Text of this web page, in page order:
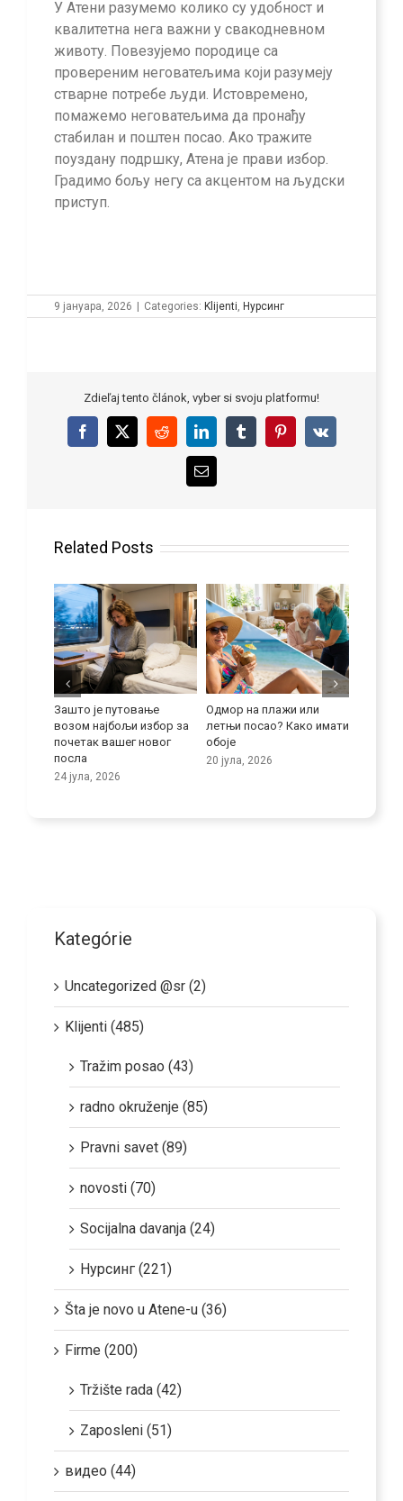
У Атени разумемо колико су удобност и
квалитетна нега важни у свакодневном
животу. Повезујемо породице са
провереним неговатељима који разумеју
стварне потребе људи. Истовремено,
помажемо неговатељима да пронађу
стабилан и поштен посао. Ако тражите
поуздану подршку, Атена је прави избор.
Градимо бољу негу са акцентом на људски
приступ.
9 јануара, 2026 | Categories: Klijenti, Нурсинг
Zdieľaj tento článok, vyber si svoju platformu!
Facebook
X RedditLinkedInTumblrPinterest
Vk
Email
Related Posts
Зашто је путовање
возом најбољи избор за
почетак вашег новог
посла
24 јула, 2026
Одмор на плажи или
летњи посао? Како имати
обоје
20 јула, 2026
Kategórie
Uncategorized @sr (2)
Klijenti (485)
Tražim posao (43)
radno okruženje (85)
Pravni savet (89)
novosti (70)
Socijalna davanja (24)
Нурсинг (221)
Šta je novo u Atene-u (36)
Firme (200)
Tržište rada (42)
Zaposleni (51)
видео (44)